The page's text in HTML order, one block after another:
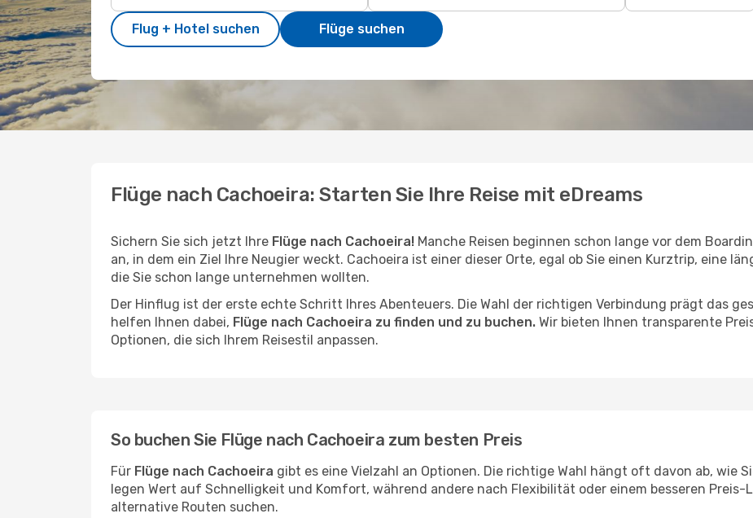
Flug + Hotel suchen Flüge suchen
Flüge nach Cachoeira: Starten Sie Ihre Reise mit eDreams
Sichern Sie sich jetzt Ihre Flüge nach Cachoeira! Manche Reisen beginnen schon lange vor dem
an, in dem ein Ziel Ihre Neugier weckt. Cachoeira ist einer dieser Orte, egal ob Sie einen Kurztrip, eine
die Sie schon lange unternehmen wollten.
Der Hinflug ist der erste echte Schritt Ihres Abenteuers. Die Wahl der richtigen Verbindung prägt das
helfen Ihnen dabei, Flüge nach Cachoeira zu finden und zu buchen. Wir bieten Ihnen transparente
Optionen, die sich Ihrem Reisestil anpassen.
So buchen Sie Flüge nach Cachoeira zum besten Preis
Für Flüge nach Cachoeira gibt es eine Vielzahl an Optionen. Die richtige Wahl hängt oft davon ab, wie
legen Wert auf Schnelligkeit und Komfort, während andere nach Flexibilität oder einem besseren
alternative Routen suchen.